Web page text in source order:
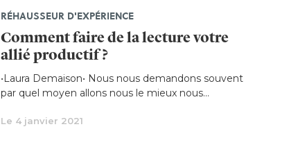
RÉHAUSSEUR D'EXPÉRIENCE
Comment faire de la lecture votre
allié productif ?
•Laura Demaison• Nous nous demandons souvent
par quel moyen allons nous le mieux nous...
Le 4 janvier 2021